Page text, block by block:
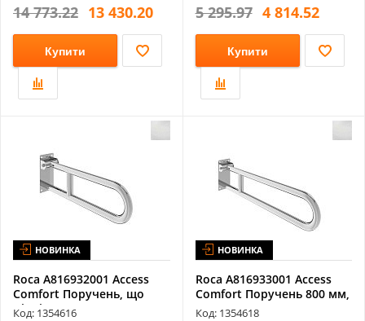
14 773.22 13 430.20
Купити
5 295.97 4 814.52
Купити
НОВИНКА
Roca A816932001 Access
Comfort Поручень, що
Піднімає...
Код: 1354616
НОВИНКА
Roca A816933001 Access
Comfort Поручень 800 мм,
що П...
Код: 1354618